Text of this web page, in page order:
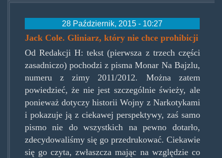
28 Październik, 2015 - 10:27
Jack Cole. Gliniarz, który nie chce prohibicji
Od Redakcji H: tekst (pierwsza z trzech części
zasadniczo) pochodzi z pisma Monar Na Bajzlu,
numeru z zimy 2011/2012. Można zatem
powiedzieć, że nie jest szczególnie świeży, ale
ponieważ dotyczy historii Wojny z Narkotykami
i pokazuje ją z ciekawej perspektywy, zaś samo
pismo nie do wszystkich na pewno dotarło,
zdecydowaliśmy się go przedrukować. Ciekawie
się go czyta, zwłaszcza mając na względzie co